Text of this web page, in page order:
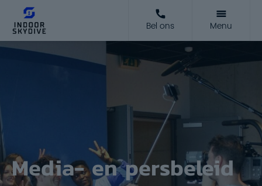
Bel ons Menu
Media- en persbeleid